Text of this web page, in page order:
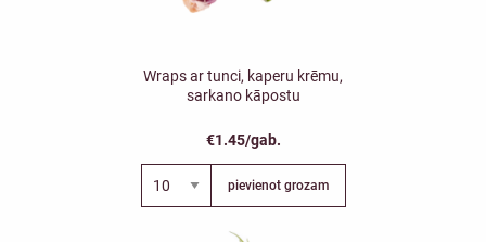
Wraps ar tunci, kaperu krēmu,
sarkano kāpostu
€1.45/gab.
pievienot grozam